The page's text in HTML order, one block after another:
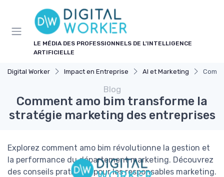
LE MÉDIA DES PROFESSIONNELS DE L'INTELLIGENCE
ARTIFICIELLE
Digital Worker Impact en Entreprise AI et Marketing
Blog
Comment amo bim transforme la
stratégie marketing des entreprises
Explorez comment amo bim révolutionne la gestion et
la performance du département marketing. Découvrez
des conseils pratiques pour les responsables marketing.